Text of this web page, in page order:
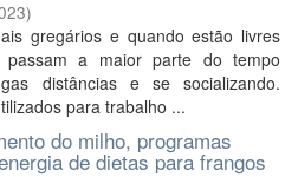
)
gregários e quando estão livres
a maior parte do tempo
distâncias e se socializando.
para trabalho ...
do milho, programas
de dietas para frangos